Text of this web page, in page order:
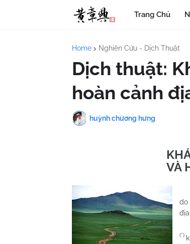
Trang Chủ
Home Nghiên Cứu - Dịch Thuật
Dịch thuật:
hoàn cảnh
huỳnh chương hưng
VÀ
do
(*)